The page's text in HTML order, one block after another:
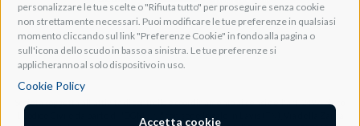
personalizzare le tue scelte o "Rifiuta tutto" per proseguire senza cookie
non strettamente necessari. Puoi modificare le tue preferenze in qualsiasi
momento cliccando sul link "Preferenze Cookie" in fondo alla pagina o
sull'icona dello scudo in basso a sinistra. Le tue preferenze si
applicheranno al solo dispositivo in uso.
Cookie Policy
Accetta cookie